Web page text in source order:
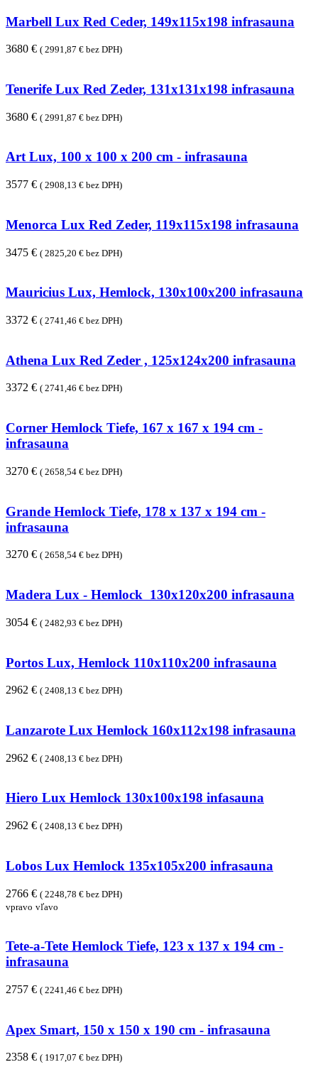
Marbell Lux Red Ceder, 149x115x198 infrasauna
3680 € ( 2991,87 € bez DPH)
Tenerife Lux Red Zeder, 131x131x198 infrasauna
3680 € ( 2991,87 € bez DPH)
Art Lux, 100 x 100 x 200 cm - infrasauna
3577 € ( 2908,13 € bez DPH)
Menorca Lux Red Zeder, 119x115x198 infrasauna
3475 € ( 2825,20 € bez DPH)
Mauricius Lux, Hemlock, 130x100x200 infrasauna
3372 € ( 2741,46 € bez DPH)
Athena Lux Red Zeder , 125x124x200 infrasauna
3372 € ( 2741,46 € bez DPH)
Corner Hemlock Tiefe, 167 x 167 x 194 cm -
infrasauna
3270 € ( 2658,54 € bez DPH)
Grande Hemlock Tiefe, 178 x 137 x 194 cm -
infrasauna
3270 € ( 2658,54 € bez DPH)
Madera Lux - Hemlock 130x120x200 infrasauna
3054 € ( 2482,93 € bez DPH)
Portos Lux, Hemlock 110x110x200 infrasauna
2962 € ( 2408,13 € bez DPH)
Lanzarote Lux Hemlock 160x112x198 infrasauna
2962 € ( 2408,13 € bez DPH)
Hiero Lux Hemlock 130x100x198 infasauna
2962 € ( 2408,13 € bez DPH)
Lobos Lux Hemlock 135x105x200 infrasauna
2766 € ( 2248,78 € bez DPH)
vpravo vľavo
Tete-a-Tete Hemlock Tiefe, 123 x 137 x 194 cm -
infrasauna
2757 € ( 2241,46 € bez DPH)
Apex Smart, 150 x 150 x 190 cm - infrasauna
2358 € ( 1917,07 € bez DPH)